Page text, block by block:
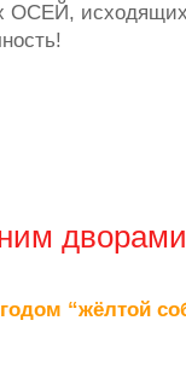
ОСЕЙ,
“жёлтой